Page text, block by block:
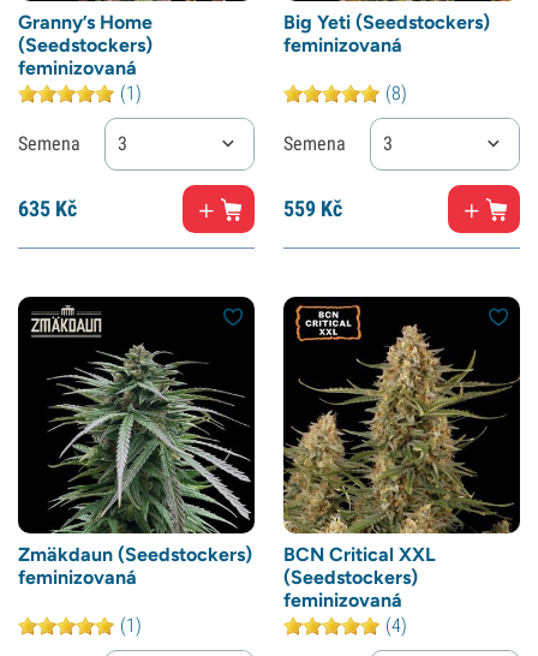
Granny’s Home
(Seedstockers)
feminizovaná
(1)
Semena 3
635 Kč
Big Yeti (Seedstockers)
feminizovaná
(8)
Semena 3
559 Kč
Zmäkdaun (Seedstockers)
feminizovaná
(1)
BCN Critical XXL
(Seedstockers)
feminizovaná
(4)